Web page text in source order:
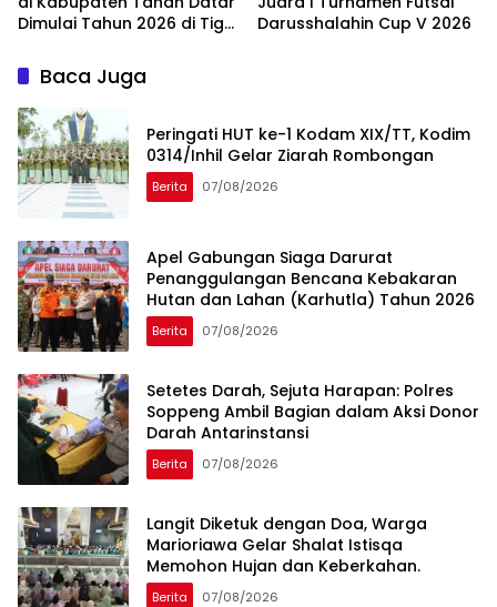
Dimulai Tahun 2026 di Tiga
Darusshalahin Cup V 2026
Baca Juga
Peringati HUT ke-1 Kodam XIX/TT, Kodim
0314/Inhil Gelar Ziarah Rombongan
Berita 07/08/2026
Apel Gabungan Siaga Darurat
Penanggulangan Bencana Kebakaran
Hutan dan Lahan (Karhutla) Tahun 2026
Berita 07/08/2026
Setetes Darah, Sejuta Harapan: Polres
Soppeng Ambil Bagian dalam Aksi Donor
Darah Antarinstansi
Berita 07/08/2026
Langit Diketuk dengan Doa, Warga
Marioriawa Gelar Shalat Istisqa
Memohon Hujan dan Keberkahan.
Berita 07/08/2026